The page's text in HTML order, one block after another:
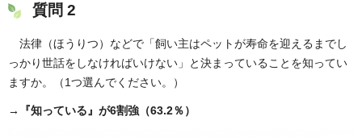
質問 2
法律（ほうりつ）などで「飼い主はペットが寿命を迎えるまでし
っかり世話をしなければいけない」と決まっていることを知ってい
ますか。（1つ選んでください。）
→『知っている』が6割強（63.2％）